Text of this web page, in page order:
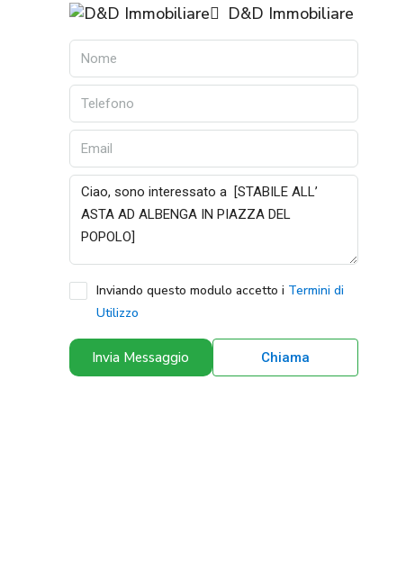
D&D Immobiliare
Inviando questo modulo accetto i Termini di
Utilizzo
Invia Messaggio Chiama